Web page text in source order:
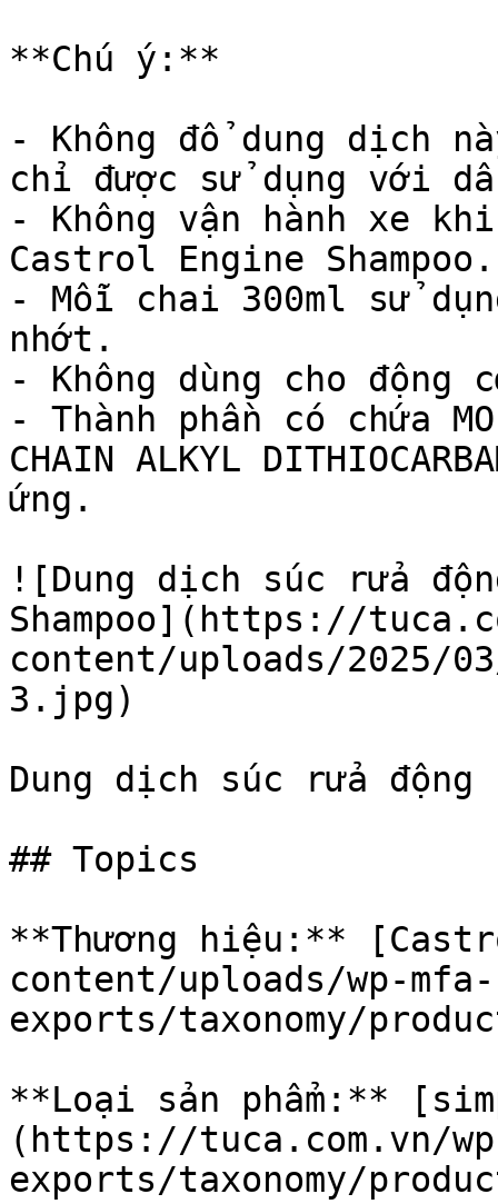
**Chú ý:**
- Không đổ dung dịch
chỉ được sử dụng với
- Không vận hành xe
Castrol Engine Shampoo.
- Mỗi chai 300ml sử
nhớt.
- Không dùng cho
- Thành phần có chứa
CHAIN ALKYL
ứng.
![Dung dịch súc rửa
Shampoo](https://
content/uploads/2025/
3.jpg)
Dung dịch súc rửa động
## Topics
**Thương hiệu:**
content/uploads/wp-mfa-
exports/taxonomy/
**Loại sản phẩm:**
(https://tuca.com.vn/
exports/taxonomy/